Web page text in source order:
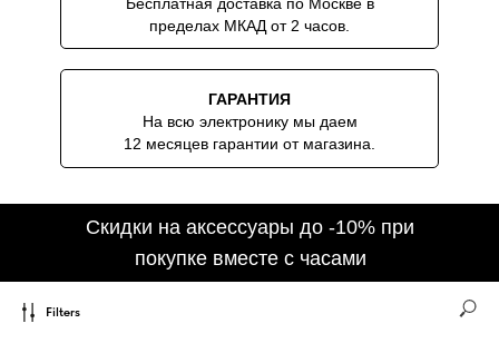
ГАРАНТИЯ
На всю электронику мы даем
12 месяцев гарантии от магазина.
пределах МКАД от 2 часов.
Filters